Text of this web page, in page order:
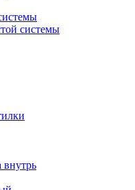
системы
внутрь